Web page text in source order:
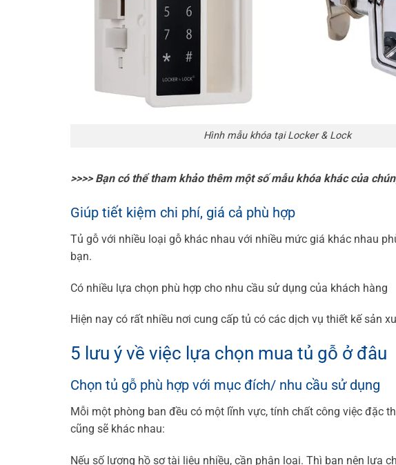
Hình mẫu khóa tại Locker & Lock
>>>> Bạn có thể tham khảo thêm một số mẫu khóa khác của
Giúp tiết kiệm chi phí, giá cả phù hợp
Tủ gỗ với nhiều loại gỗ khác nhau với nhiều mức giá khác nhau
bạn.
Có nhiều lựa chọn phù hợp cho nhu cầu sử dụng của khách hàng
Hiện nay có rất nhiều nơi cung cấp tủ có các dịch vụ thiết kế sản
5 lưu ý về việc lựa chọn mua tủ gỗ ở đâu
Chọn tủ gỗ phù hợp với mục đích/ nhu cầu sử dụng
Mỗi một phòng ban đều có một lĩnh vực, tính chất công việc đặc
cũng sẽ khác nhau:
Nếu số lượng hồ sơ tài liệu nhiều, cần phân loại. Thì bạn nên lựa